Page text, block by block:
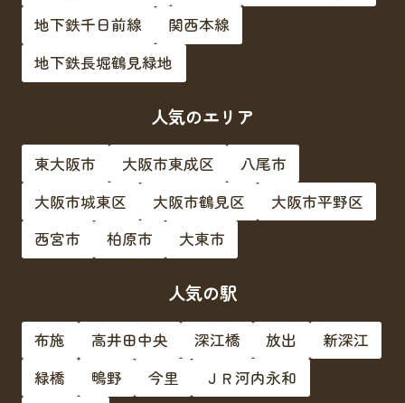
地下鉄千日前線
関西本線
地下鉄長堀鶴見緑地
人気のエリア
東大阪市 大阪市東成区
八尾市
大阪市城東区
大阪市鶴見区
大阪市平野区
西宮市
柏原市 大東市
人気の駅
布施 高井田中央 深江橋 放出
新深江
緑橋
鴫野 今里
ＪＲ河内永和